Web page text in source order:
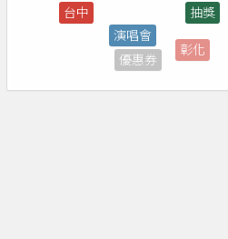
煙火
買一送一
彰化
優惠券